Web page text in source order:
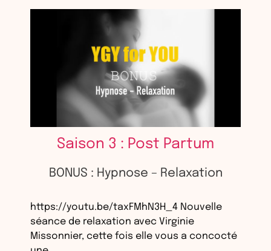
Saison 3 : Post Partum
BONUS : Hypnose – Relaxation
https://youtu.be/taxFMhN3H_4 Nouvelle
séance de relaxation avec Virginie
Missonnier, cette fois elle vous a concocté